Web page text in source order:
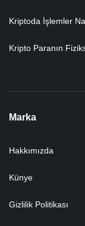
Kriptoda İşlemler
Kripto Paranın
Marka
Hakkımızda
Künye
Gizlilik Politikası